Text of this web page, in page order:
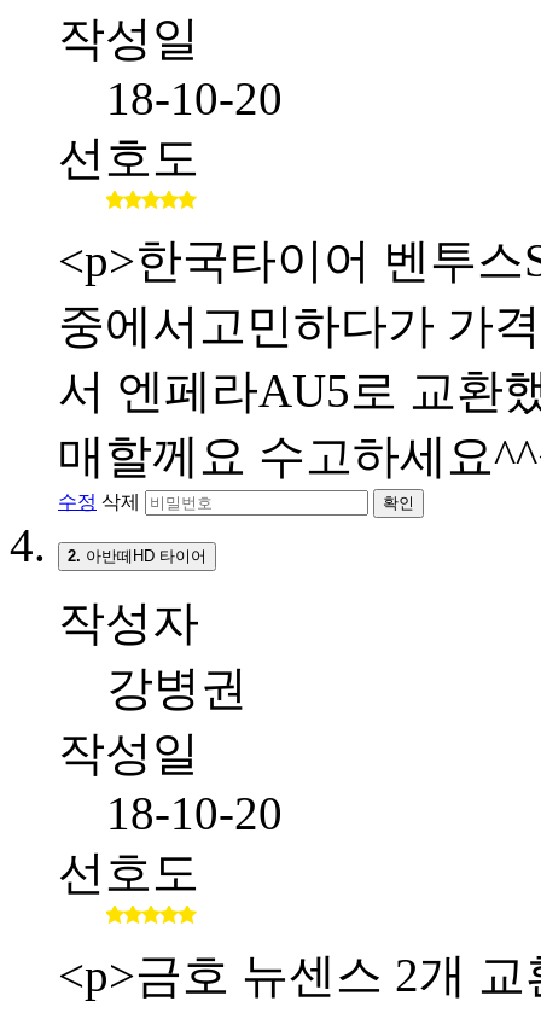
작성일
18-10-20
선호도
<p>한국타이어 벤투
중에서고민하다가 가
서 엔페라AU5로 교환
매할께요 수고하세요
수정 삭제 확인
2. 아반떼HD 타이어
작성자
강병권
작성일
18-10-20
선호도
<p>금호 뉴센스 2개